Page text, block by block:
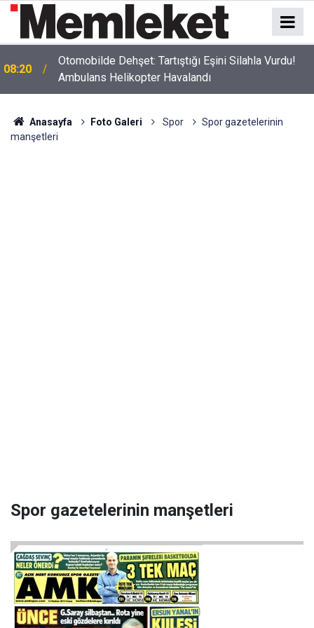
Otomobilde Dehşet: Tartıştığı Eşini Silahla Vurdu!
Ambulans Helikopter Havalandı
08:16
Demirkapı Tüneli’nde Feci Kaza: Mehmet ve Emine
Durdu Çifti Hayatını Kaybetti
Anasayfa Foto Galeri Spor
Spor gazetelerinin
manşetleri
Spor gazetelerinin manşetleri